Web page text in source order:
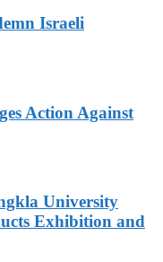
Israeli
Action Against
University
Exhibition and